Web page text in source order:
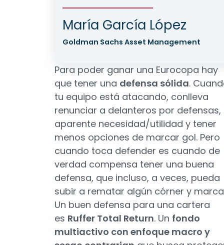
María García López
Goldman Sachs Asset Management
Para poder ganar una Eurocopa hay
que tener una defensa sólida.
tu equipo está atacando, conlleva
renunciar a delanteros por defensas,
aparente necesidad/utilidad y tener
menos opciones de marcar gol. Pero
cuando toca defender es cuando de
verdad compensa tener una buena
defensa, que incluso, a veces, pueda
subir a rematar algún córner y
Un buen defensa para una cartera
es Ruffer Total Return. Un fondo
multiactivo con enfoque macro y